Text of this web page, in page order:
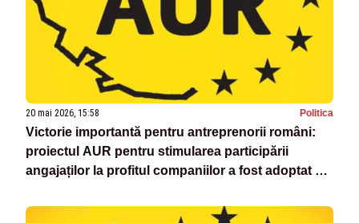
20 mai 2026, 15:58 Politica
Victorie importantă pentru antreprenorii români:
proiectul AUR pentru stimularea participării
angajaților la profitul companiilor a fost adoptat de